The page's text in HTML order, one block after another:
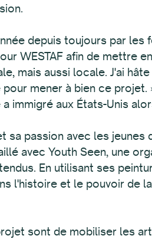
depuis toujours par
WESTAF afin de mettre
mais aussi locale. J'ai
mener à bien ce
immigré aux États-Unis
sa passion avec les
avec Youth Seen, une
En utilisant ses
l'histoire et le pouvoir de
sont de mobiliser les